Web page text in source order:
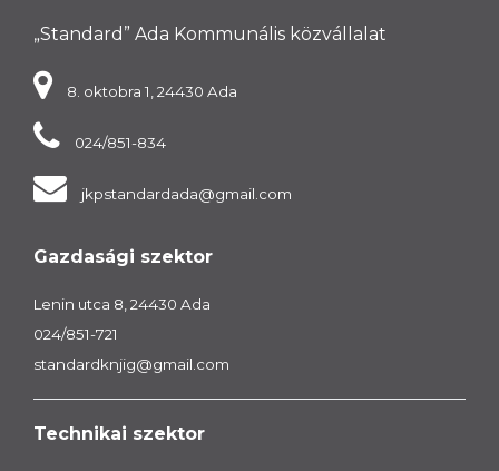
„Standard” Ada Kommunális közvállalat
8. oktobra 1, 24430 Ada
024/851-834
jkpstandardada@gmail.com
Gazdasági szektor
Lenin utca 8, 24430 Ada
024/851-721
standardknjig@gmail.com
Technikai szektor